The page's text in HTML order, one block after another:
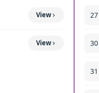
View
View
27
30
31